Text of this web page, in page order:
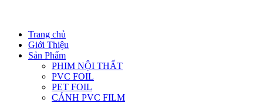
Trang chủ
Giới Thiệu
Sản Phẩm
PHIM NỘI THẤT
PVC FOIL
PET FOIL
CÁNH PVC FILM